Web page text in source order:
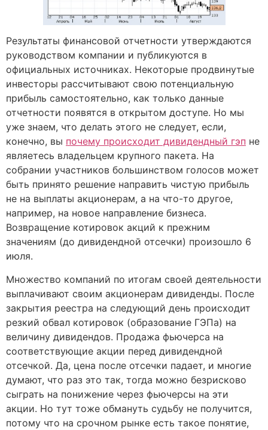
Результаты финансовой отчетности утверждаются
руководством компании и публикуются в
официальных источниках. Некоторые продвинутые
инвесторы рассчитывают свою потенциальную
прибыль самостоятельно, как только данные
отчетности появятся в открытом доступе. Но мы
уже знаем, что делать этого не следует, если,
конечно, вы почему происходит дивидендный гэп не
являетесь владельцем крупного пакета. На
собрании участников большинством голосов может
быть принято решение направить чистую прибыль
не на выплаты акционерам, а на что-то другое,
например, на новое направление бизнеса.
Возвращение котировок акций к прежним
значениям (до дивидендной отсечки) произошло 6
июля.
Множество компаний по итогам своей деятельности
выплачивают своим акционерам дивиденды. После
закрытия реестра на следующий день происходит
резкий обвал котировок (образование ГЭПа) на
величину дивидендов. Продажа фьючерса на
соответствующие акции перед дивидендной
отсечкой. Да, цена после отсечки падает, и многие
думают, что раз это так, тогда можно безрисково
сыграть на понижение через фьючерсы на эти
акции. Но тут тоже обмануть судьбу не получится,
потому что на срочном рынке есть такое понятие,